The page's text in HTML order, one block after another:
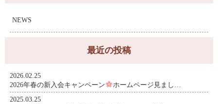
NEWS
最近の投稿
2026.02.25
2026年春の新入会キャンペーン
ホームページ見まし…
2025.03.25